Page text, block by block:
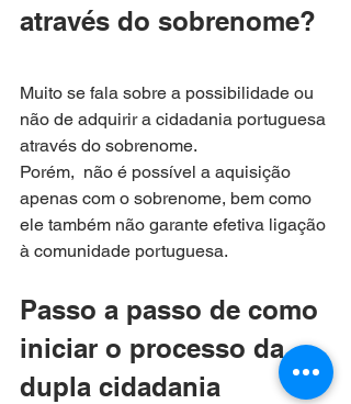
através do sobrenome?
Muito se fala sobre a possibilidade ou
não de adquirir a cidadania portuguesa
através do sobrenome.
Porém,  não é possível a aquisição
apenas com o sobrenome, bem como
ele também não garante efetiva ligação
à comunidade portuguesa.
Passo a passo de como
iniciar o processo da
dupla cidadania